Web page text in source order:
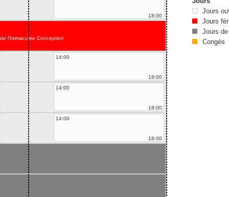
18:00
l'Immaculée Conception
14:00
18:00
14:00
18:00
14:00
18:00
Jours
Jours
Jours
Congés